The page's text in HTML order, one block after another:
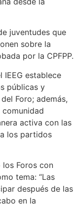
juventudes que
sobre la
por la CPFPP.
IEEG establece
públicas y
Foro; además,
activa con las
los partidos
Foros con
tema: “Las
después de las
en la